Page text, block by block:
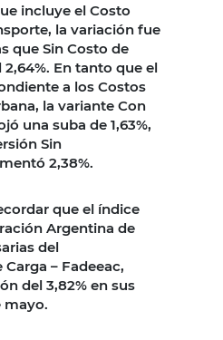
incluye el Costo
la variación fue
que Sin Costo de
En tanto que el
a los Costos
la variante Con
una suba de 1,63%,
Sin
2,38%.
que el índice
Argentina de
del
– Fadeeac,
del 3,82% en sus
mayo.